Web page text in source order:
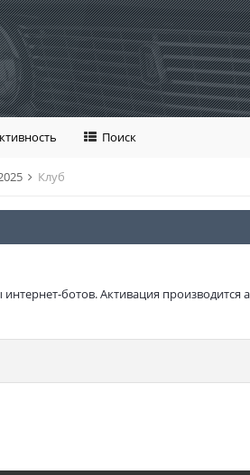
Поиск
Клуб
ботов. Активация